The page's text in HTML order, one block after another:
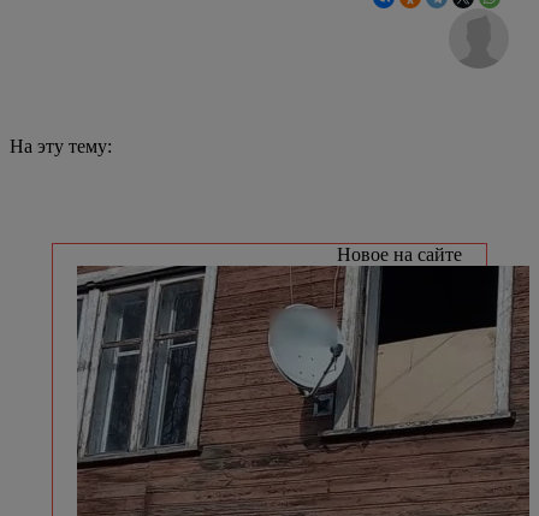
На эту тему:
Новое на сайте